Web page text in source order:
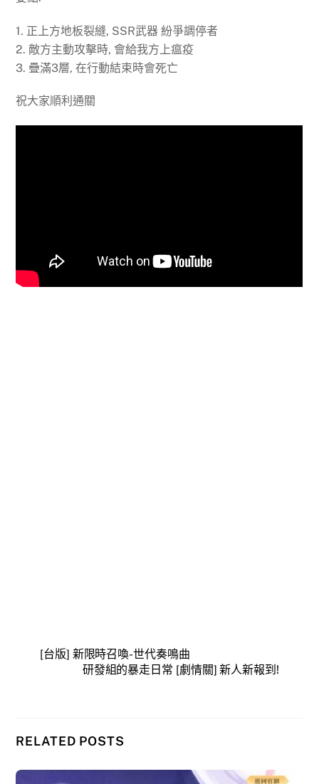
1. 正上方地板裂縫, SSR武器 紛爭調停者
2. 敵方主動攻擊時, 會給我方上瘟疫
3. 疊滿3層, 在行動結束時會死亡
祝大家順利通關
[台版] 新限時召喚-世代奏鳴曲
研發組的暴走日常 [劇情關] 新人新報到!
RELATED POSTS